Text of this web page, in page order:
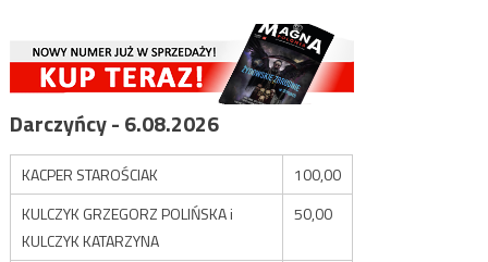
Darczyńcy - 6.08.2026
KACPER STAROŚCIAK
100,00
KULCZYK GRZEGORZ POLIŃSKA i
KULCZYK KATARZYNA
50,00